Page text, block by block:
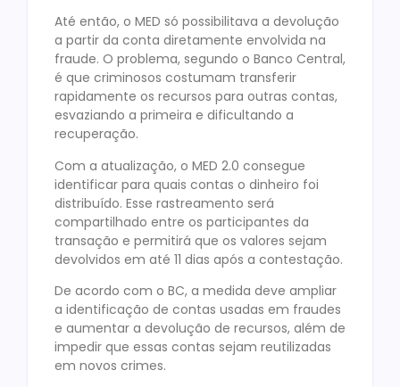
Até então, o MED só possibilitava a devolução
a partir da conta diretamente envolvida na
fraude. O problema, segundo o Banco Central,
é que criminosos costumam transferir
rapidamente os recursos para outras contas,
esvaziando a primeira e dificultando a
recuperação.
Com a atualização, o MED 2.0 consegue
identificar para quais contas o dinheiro foi
distribuído. Esse rastreamento será
compartilhado entre os participantes da
transação e permitirá que os valores sejam
devolvidos em até 11 dias após a contestação.
De acordo com o BC, a medida deve ampliar
a identificação de contas usadas em fraudes
e aumentar a devolução de recursos, além de
impedir que essas contas sejam reutilizadas
em novos crimes.